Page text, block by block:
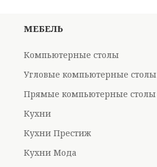
МЕБЕЛЬ
Компьютерные столы
Угловые компьютерные столы
Прямые компьютерные столы
Кухни
Кухни Престиж
Кухни Мода